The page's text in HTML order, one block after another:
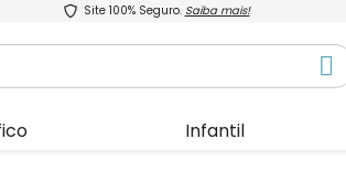
Site 100% Seguro. Saiba mais!
Infantil